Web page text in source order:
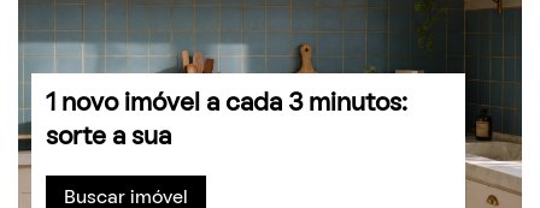
1 novo imóvel a cada 3 minutos:
sorte a sua
Buscar imóvel